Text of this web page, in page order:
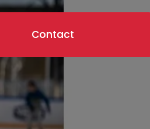
Contact